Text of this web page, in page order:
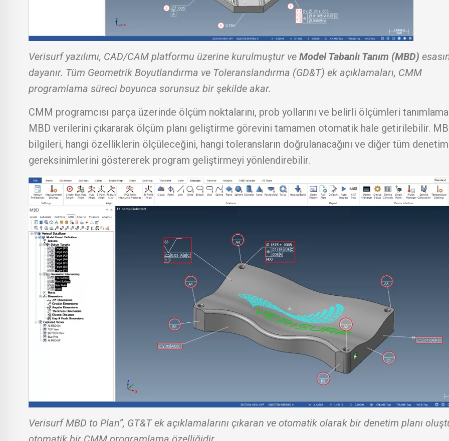
Verisurf yazılımı, CAD/CAM platformu üzerine kurulmuştur ve Model Tabanlı Tanım (MBD)
dayanır. Tüm Geometrik Boyutlandırma ve Toleranslandırma (GD&T) ek açıklamaları, CMM
programlama süreci boyunca sorunsuz bir şekilde akar.
CMM programcısı parça üzerinde ölçüm noktalarını, prob yollarını ve belirli ölçümleri
MBD verilerini çıkararak ölçüm planı geliştirme görevini tamamen otomatik hale getirilebilir.
bilgileri, hangi özelliklerin ölçüleceğini, hangi toleransların doğrulanacağını ve diğer tüm denetim
gereksinimlerini göstererek program geliştirmeyi yönlendirebilir.
Verisurf MBD to Plan”, GT&T ek açıklamalarını çıkaran ve otomatik olarak bir denetim planı